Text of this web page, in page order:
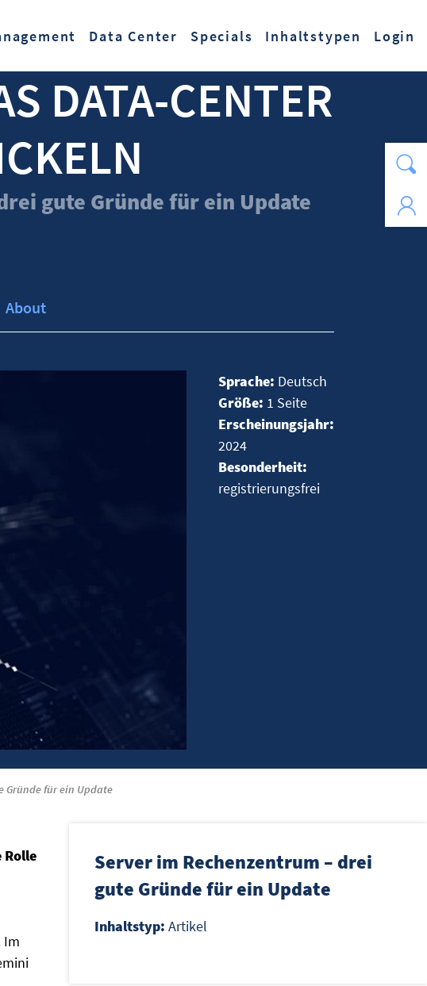
Data Center Specials Inhaltstypen Login
DATA-CENTER
gute Gründe für ein Update
About
Sprache: Deutsch
Größe: 1 Seite
Erscheinungsjahr:
2024
Besonderheit:
registrierungsfrei
Gründe für ein Update
Rolle
Im
Server im Rechenzentrum – drei
gute Gründe für ein Update
Inhaltstyp:Artikel